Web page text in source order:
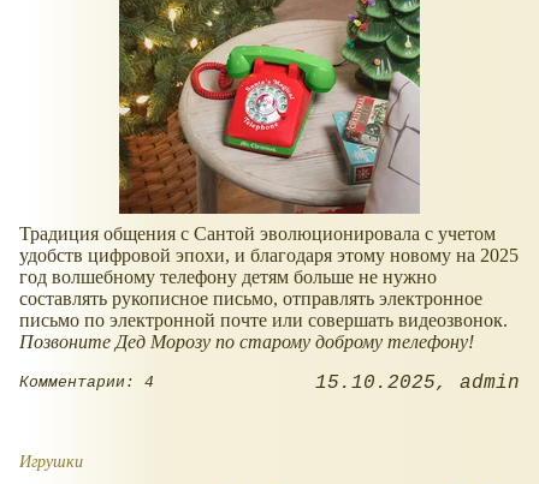
Традиция общения с Сантой эволюционировала с учетом
удобств цифровой эпохи, и благодаря этому новому на 2025
год волшебному телефону детям больше не нужно
составлять рукописное письмо, отправлять электронное
письмо по электронной почте или совершать видеозвонок.
Позвоните Дед Морозу по старому доброму телефону!
Комментарии: 4 15.10.2025 admin
Игрушки